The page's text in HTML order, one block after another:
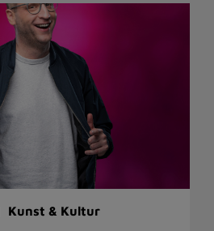
Kunst & Kultur